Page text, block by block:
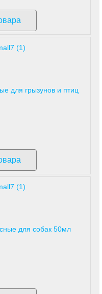
для грызунов и птиц
для собак 50мл